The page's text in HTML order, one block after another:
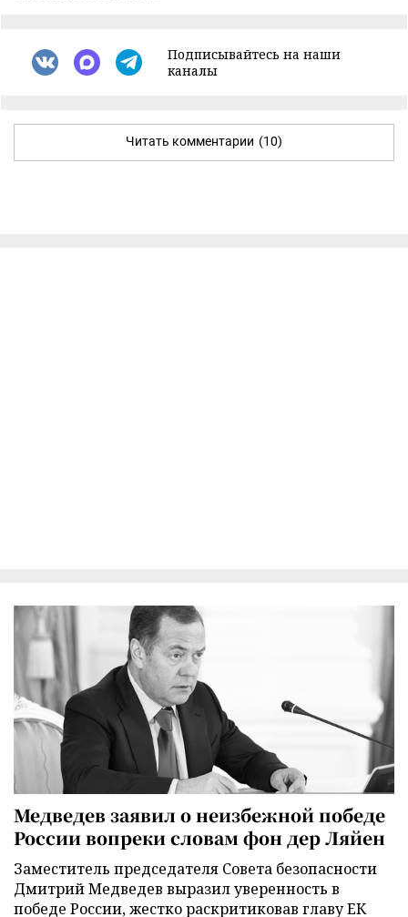
Подписывайтесь на наши
каналы
Читать комментарии (10)
Медведев заявил о неизбежной победе
России вопреки словам фон дер Ляйен
Заместитель председателя Совета безопасности
Дмитрий Медведев выразил уверенность в
победе России, жестко раскритиковав главу ЕК